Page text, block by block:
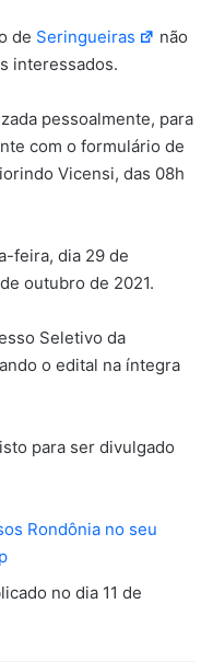
de Seringueiras
não
interessados.
pessoalmente, para
com o formulário de
Vicensi, das 08h
feira, dia 29 de
outubro de 2021.
Seletivo da
o edital na íntegra
para ser divulgado
Rondônia no seu
no dia 11 de